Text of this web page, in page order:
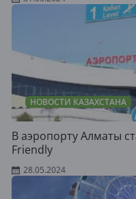
НОВОСТИ КАЗАХСТАНА
В аэропорту Алматы
Friendly
28.05.2024